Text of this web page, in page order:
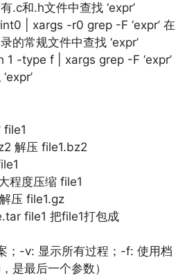
.c和.h文件中查找 ‘expr’
| xargs -r0 grep -F ‘expr’ 在
的常规文件中查找 ‘expr’
-type f | xargs grep -F ‘expr’
解压 file1.bz2
程度压缩 file1
压 file1.gz
file1 把file1打包成
；-v: 显示所有过程；-f: 使用档
是最后一个参数）